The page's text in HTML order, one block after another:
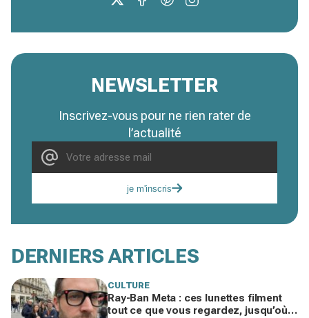
NEWSLETTER
Inscrivez-vous pour ne rien rater de
l’actualité
je m'inscris
DERNIERS ARTICLES
CULTURE
Ray-Ban Meta : ces lunettes filment
tout ce que vous regardez, jusqu’où